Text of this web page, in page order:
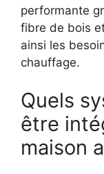
performante
fibre de bois
ainsi les
chauffage.
Quels
être
maison